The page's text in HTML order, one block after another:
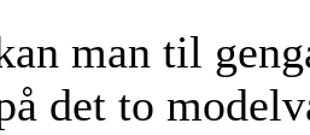
man til
det to